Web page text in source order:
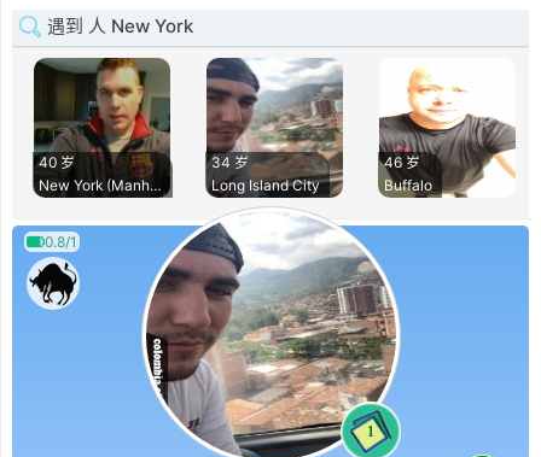
遇到 人 New York
40 岁
New York (Manhatta
34 岁
Long Island City
46 岁
Buffalo
0.8/1
1